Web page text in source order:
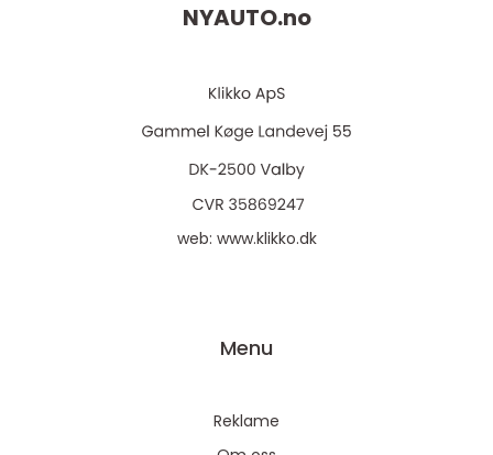
NYAUTO.no
web: www.klikko.dk
Menu
Reklame